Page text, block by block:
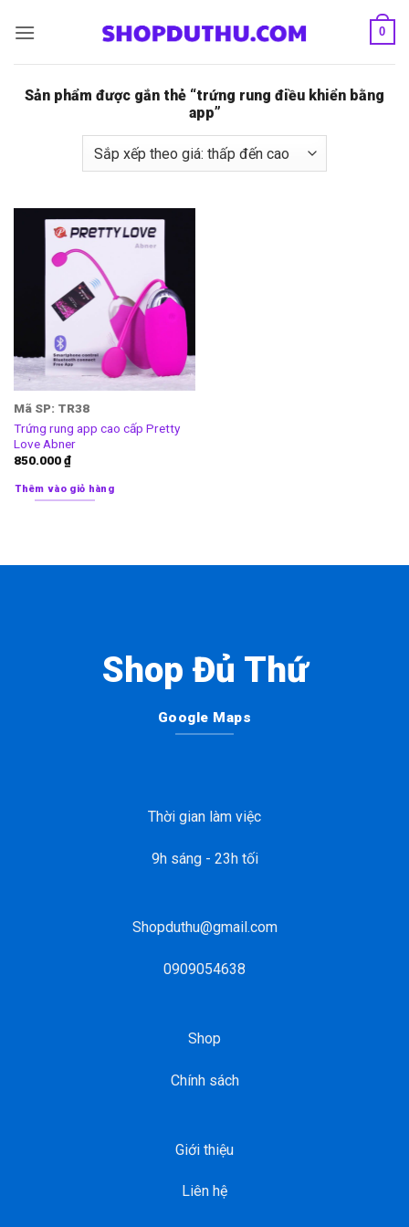
qua
0
Sản phẩm được gắn thẻ “trứng rung điều khiển bằng
app”
Mã SP: TR38
Trứng rung app cao cấp Pretty
Love Abner
850.000₫
Thêm vào giỏ hàng
Shop Đủ Thứ
Google Maps
Thời gian làm việc
9h sáng - 23h tối
Shopduthu@gmail.com
0909054638
Shop
Chính sách
Giới thiệu
Liên hệ